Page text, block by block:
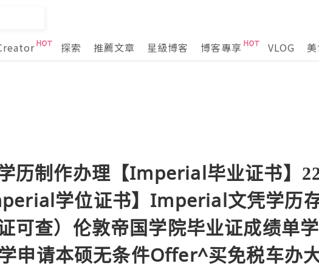
探索 推薦文章 星級博客 博客專享 VLOG
历制作办理【Imperial毕业证书】
学位证书】Imperial文凭学历
证可查）伦敦帝国学院毕业证成绩单
申请本硕无条件Offer^买免税车办